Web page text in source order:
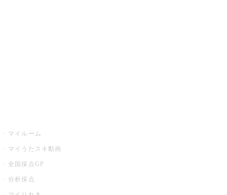
マイルーム
マイうたスキ動画
全国採点GP
分析採点